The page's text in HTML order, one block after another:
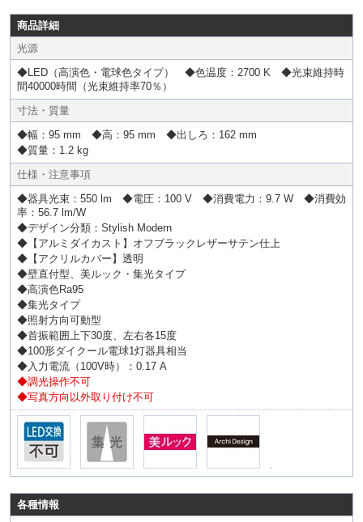
商品詳細
光源
◆LED（高演色・電球色タイプ） ◆色温度：2700 K ◆光束維持時
間40000時間（光束維持率70％）
寸法・質量
◆幅：95 mm ◆高：95 mm ◆出しろ：162 mm
◆質量：1.2 kg
仕様・注意事項
◆器具光束：550 lm ◆電圧：100 V ◆消費電力：9.7 W ◆消費効
率：56.7 lm/W
◆デザイン分類：Stylish Modern
◆【アルミダイカスト】オフブラックレザーサテン仕上
◆【アクリルカバー】透明
◆壁直付型、美ルック・集光タイプ
◆高演色Ra95
◆集光タイプ
◆照射方向可動型
◆首振範囲上下30度、左右各15度
◆100形ダイクール電球1灯器具相当
◆入力電流（100V時）：0.17 A
◆調光操作不可
◆写真方向以外取り付け不可
各種情報